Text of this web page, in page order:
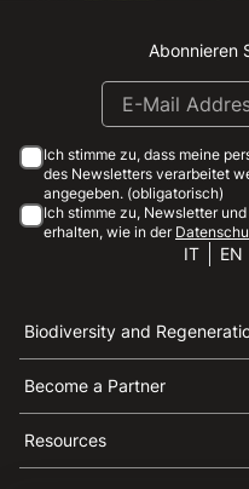
Abonnieren
Ich stimme zu, dass meine
des Newsletters verarbeitet
angegeben. (obligatorisch)
Ich stimme zu, Newsletter
erhalten, wie in der
IT EN
Biodiversity and
Become a Partner
Resources